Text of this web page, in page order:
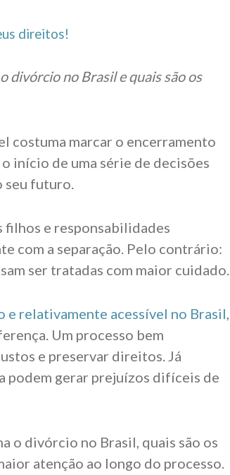
direitos!
divórcio no Brasil e quais são os
costuma marcar o encerramento
início de uma série de decisões
seu futuro.
filhos e responsabilidades
com a separação. Pelo contrário:
ser tratadas com maior cuidado.
e relativamente acessível no Brasil,
Um processo bem
e preservar direitos. Já
podem gerar prejuízos difíceis de
o divórcio no Brasil, quais são os
atenção ao longo do processo.